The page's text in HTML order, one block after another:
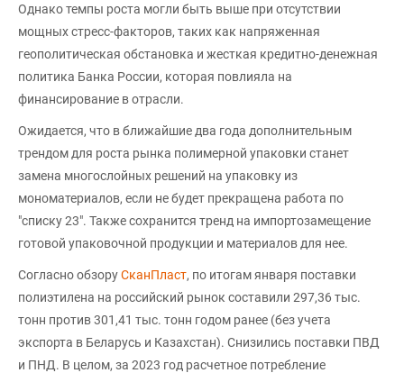
Однако темпы роста могли быть выше при отсутствии
мощных стресс-факторов, таких как напряженная
геополитическая обстановка и жесткая кредитно-денежная
политика Банка России, которая повлияла на
финансирование в отрасли.
Ожидается, что в ближайшие два года дополнительным
трендом для роста рынка полимерной упаковки станет
замена многослойных решений на упаковку из
мономатериалов, если не будет прекращена работа по
"списку 23". Также сохранится тренд на импортозамещение
готовой упаковочной продукции и материалов для нее.
Согласно обзоруСканПласт, по итогам января поставки
полиэтилена на российский рынок составили 297,36 тыс.
тонн против 301,41 тыс. тонн годом ранее (без учета
экспорта в Беларусь и Казахстан). Снизились поставки ПВД
и ПНД. В целом, за 2023 год расчетное потребление